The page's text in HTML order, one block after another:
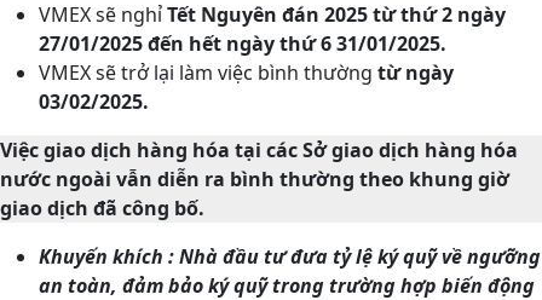
VMEX sẽ nghỉTết Nguyên đán 2025từ thứ 2 ngày
27/01/2025 đến hết ngày thứ 6 31/01/2025.
VMEX sẽ trở lại làm việc bình thường từ ngày
03/02/2025.
Việc giao dịch hàng hóa tại các Sở giao dịch hàng hóa
nước ngoài vẫn diễn ra bình thường theo khung giờ
giao dịch đã công bố.
Khuyến khích : Nhà đầu tư đưa tỷ lệ ký quỹ về ngưỡng
an toàn, đảm bảo ký quỹ trong trường hợp biến động